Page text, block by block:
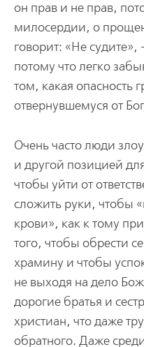
он прав и не прав,
милосердии, о
говорит: «Не
потому что легко
том, какая опасность
отвернувшемуся от
Очень часто люди
и другой позицией
чтобы уйти от
сложить руки, чтобы
крови», как к тому
того, чтобы обрести
храмину и чтобы
не выходя на дело
дорогие братья и
христиан, что даже
обратного. Даже